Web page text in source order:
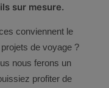
sur mesure.
conviennent le
de voyage ?
nous ferons un
profiter de